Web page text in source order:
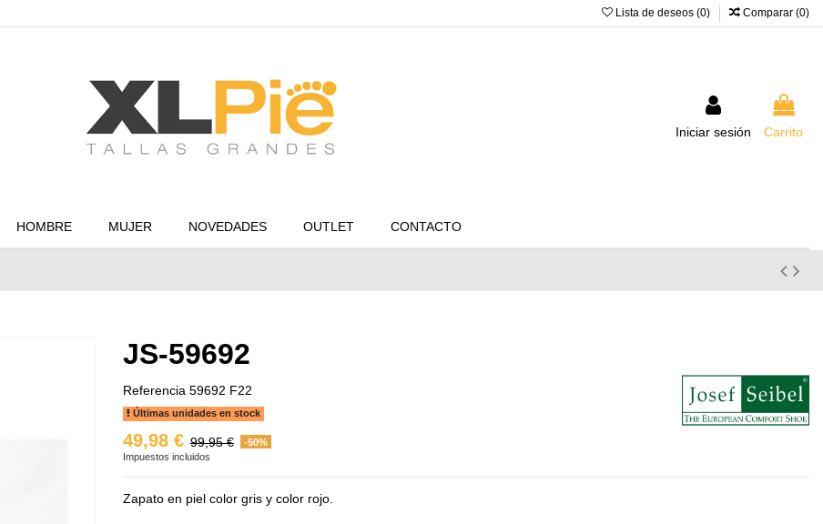
Lista de deseos (0) Comparar (0)
Iniciar sesión Carrito
HOMBRE MUJER NOVEDADES OUTLET CONTACTO
JS-59692
Referencia 59692 F22
Últimas unidades en stock
49,98 € 99,95 €
-50%
Impuestos incluidos
Zapato en piel color gris y color rojo.